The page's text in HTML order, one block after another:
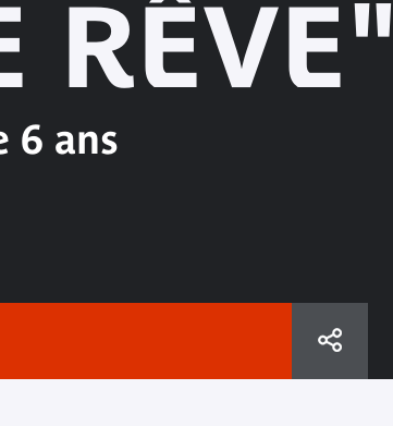
RÊVE"
6 ans